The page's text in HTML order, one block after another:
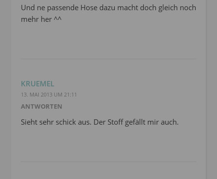
Und ne passende Hose dazu macht doch gleich noch
mehr her ^^
KRUEMEL
13. MAI 2013 UM 21:11
ANTWORTEN
Sieht sehr schick aus. Der Stoff gefällt mir auch.